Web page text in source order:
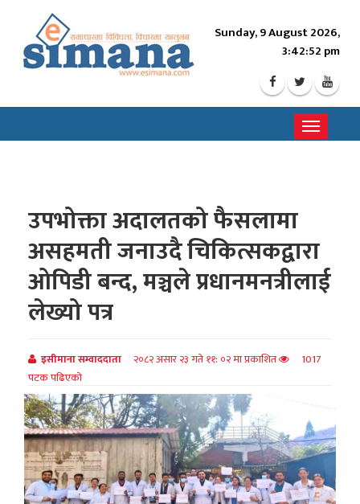
Sunday, 9 August 2026,
3:42:54 pm
Toggle
उपभोक्ता अदालतको फैसलामा
असहमती जनाउदै चिकित्सकद्वारा
ओपिडी बन्द, मञ्चले प्रधानमनत्रीलाई
लेख्यो पत्र
इसीमाना सम्वाददाता २०८२ असार २३ गते ११: ०२ मा प्रकाशित
1017
पटक पढिएको